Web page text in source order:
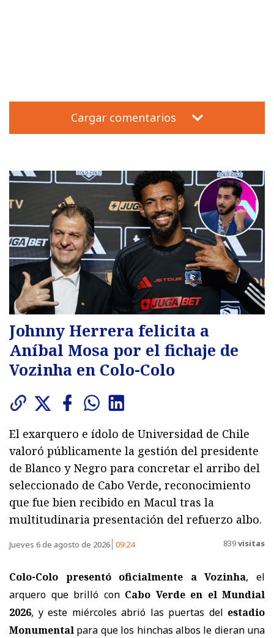
Cargar comentarios
Johnny Herrera felicita a
Aníbal Mosa por el fichaje de
Vozinha en Colo-Colo
El exarquero e ídolo de Universidad de Chile
valoró públicamente la gestión del presidente
de Blanco y Negro para concretar el arribo del
seleccionado de Cabo Verde, reconocimiento
que fue bien recibido en Macul tras la
multitudinaria presentación del refuerzo albo.
Jueves 6 de agosto de 2026 09:24 839visitas
Colo-Colo presentó oficialmente a Vozinha, el
arquero que brilló con Cabo Verde en el Mundial
2026, y este miércoles abrió las puertas del estadio
Monumental para que los hinchas albos le dieran una